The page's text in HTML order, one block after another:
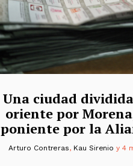
Una ciudad
oriente por
poniente por la
Arturo Contreras, Kau Sirenio y 4